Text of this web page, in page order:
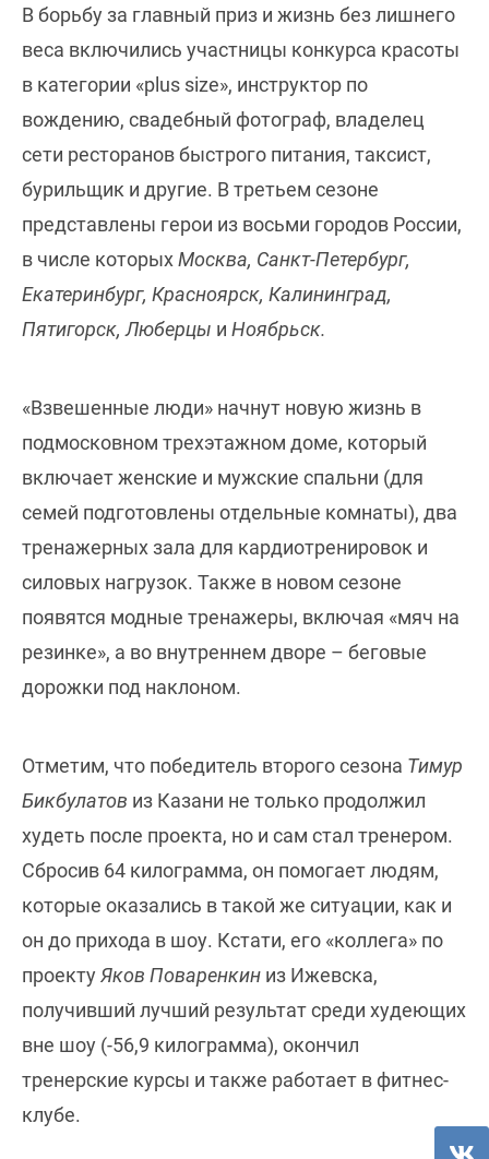
В борьбу за главный приз и жизнь без лишнего
веса включились участницы конкурса красоты
в категории «plus size», инструктор по
вождению, свадебный фотограф, владелец
сети ресторанов быстрого питания, таксист,
бурильщик и другие. В третьем сезоне
представлены герои из восьми городов России,
в числе которыхМосква, Санкт-Петербург,
Екатеринбург, Красноярск, Калининград,
Пятигорск, Люберцы и Ноябрьск.
«Взвешенные люди» начнут новую жизнь в
подмосковном трехэтажном доме, который
включает женские и мужские спальни (для
семей подготовлены отдельные комнаты), два
тренажерных зала для кардиотренировок и
силовых нагрузок. Также в новом сезоне
появятся модные тренажеры, включая «мяч на
резинке», а во внутреннем дворе – беговые
дорожки под наклоном.
Отметим, что победитель второго сезона Тимур
Бикбулатов из Казани не только продолжил
худеть после проекта, но и сам стал тренером.
Сбросив 64 килограмма, он помогает людям,
которые оказались в такой же ситуации, как и
он до прихода в шоу. Кстати, его «коллега» по
проектуЯков Поваренкин из Ижевска,
получивший лучший результат среди худеющих
вне шоу (-56,9 килограмма), окончил
тренерские курсы и также работает в фитнес-
клубе.